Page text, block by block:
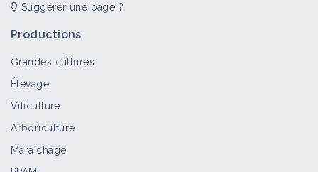
Suggérer une page ?
Productions
Grandes cultures
Élevage
Viticulture
Arboriculture
Maraîchage